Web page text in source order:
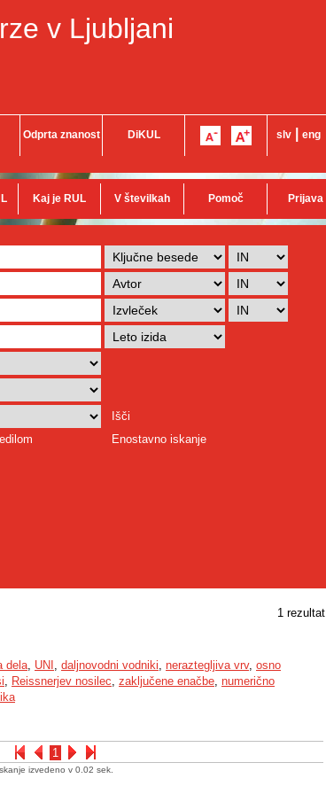
v Ljubljani
Odprta znanost DiKUL slv eng
Kaj je RUL V številkah Pomoč Prijava
Išči
Enostavno iskanje
1 rezultat
1
dela, UNI , daljnovodni vodniki, neraztegljiva vrv, osno
, Reissnerjev nosilec, zaključene enačbe, numerično
izvedeno v 0.02 sek.